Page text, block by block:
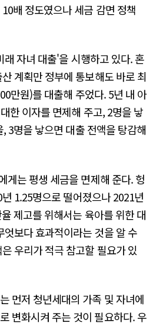
배 정도였으나 세금 감면 정책
자녀 대출'을 시행하고 있다. 혼
계획만 정부에 통보해도 바로 최
만원)를 대출해 주었다. 5년 내 아
한 이자를 면제해 주고, 2명을 낳
3명을 낳으면 대출 전액을 탕감해
게는 평생 세금을 면제해 준다. 헝
1.25명으로 떨어졌으나 2021년
제고를 위해서는 육아를 위한 대
엇보다 효과적이라는 것을 알 수
우리가 적극 참고할 필요가 있
먼저 청년세대의 가족 및 자녀에
변화시켜 주는 것이 필요하다. 우